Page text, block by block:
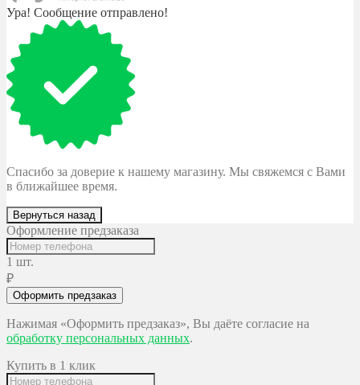
Ура! Сообщение отправлено!
Спасибо за доверие к нашему магазину. Мы свяжемся с Вами
в ближайшее время.
Вернуться назад
Оформление предзаказа
1 шт.
₽
Оформить предзаказ
Нажимая «Оформить предзаказ», Вы даёте согласие на
обработку персональных данных.
Купить в 1 клик